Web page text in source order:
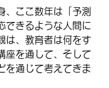
、ここ数年は「予測
できるような人間に
は、教育者は何をす
座を通して、そして
を通じて考えてきま